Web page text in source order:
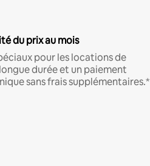
du prix au mois
pour les locations de
durée et un paiement
sans frais supplémentaires.*